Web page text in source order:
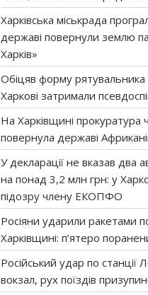
Харківська міськрада
державі повернули землю
Харків»
Обіцяв форму
Харкові затримали
На Харківщині прокуратура
повернула державі
У декларації не вказав два
на понад 3,2 млн грн: у
підозру члену ЕКОПФО
Росіяни ударили ракетами
Харківщині: п’ятеро
Російський удар по
вокзал, рух поїздів